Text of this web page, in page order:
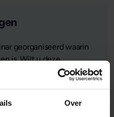
Over
georganiseerd waarin
is. Wilt u deze